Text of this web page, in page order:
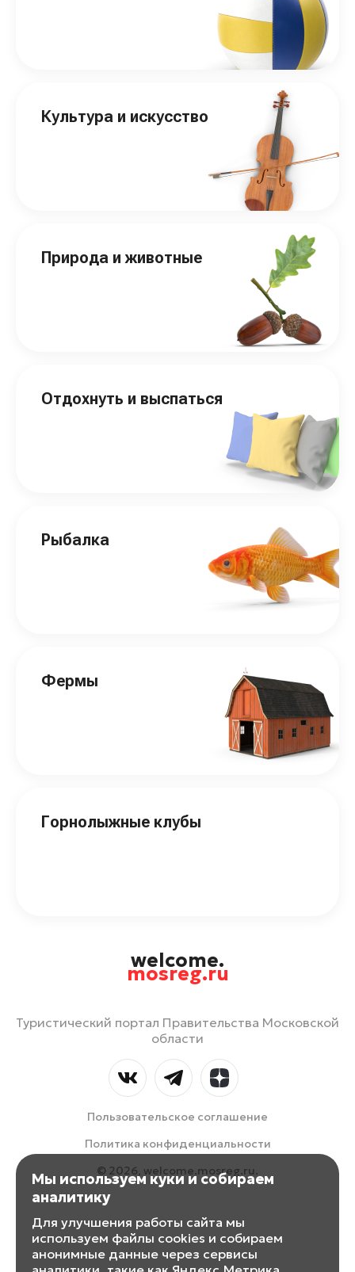
Культура и искусство
Природа и животные
Отдохнуть и выспаться
Рыбалка
Фермы
Горнолыжные клубы
welcome.
mosreg.ru
Туристический портал Правительства Московской
области
Пользовательское соглашение
Политика конфиденциальности
© 2026, welcome.mosreg.ru.
Мы используем куки и собираем
аналитику
Для улучшения работы сайта мы
используем файлы cookies и собираем
анонимные данные через сервисы